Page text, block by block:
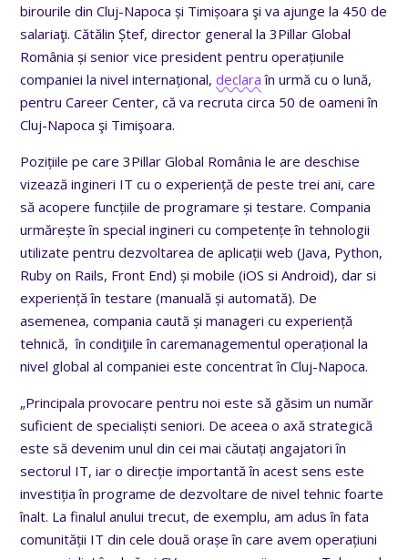
birourile din Cluj-Napoca și Timișoara şi va ajunge la 450 de
salariaţi. Cătălin Ștef, director general la 3Pillar Global
România și senior vice president pentru operațiunile
companiei la nivel internațional,declara în urmă cu o lună,
pentru Career Center, că va recruta circa 50 de oameni în
Cluj-Napoca şi Timişoara.
Pozițiile pe care 3Pillar Global România le are deschise
vizează ingineri IT cu o experiență de peste trei ani, care
să acopere funcțiile de programare și testare. Compania
urmărește în special ingineri cu competențe în tehnologii
utilizate pentru dezvoltarea de aplicații web (Java, Python,
Ruby on Rails, Front End) și mobile (iOS si Android), dar si
experiență în testare (manuală și automată). De
asemenea, compania caută și manageri cu experiență
tehnică, în condiţiile în caremanagementul operațional la
nivel global al companiei este concentrat în Cluj-Napoca.
„Principala provocare pentru noi este să găsim un număr
suficient de specialiști seniori. De aceea o axă strategică
este să devenim unul din cei mai căutați angajatori în
sectorul IT, iar o direcție importantă în acest sens este
investiția în programe de dezvoltare de nivel tehnic foarte
înalt. La finalul anului trecut, de exemplu, am adus în fata
comunității IT din cele două orașe în care avem operațiuni